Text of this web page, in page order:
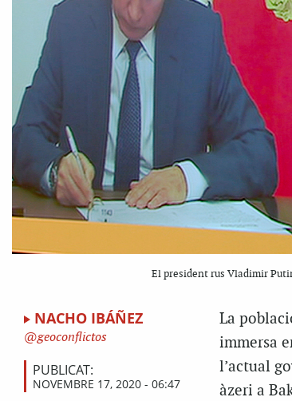
El president rus Vladimir
NACHO IBÁÑEZ
geoconflictos
PUBLICAT:
NOVEMBRE 17, 2020 - 06:47
La
immersa
l’actual
àzeri a